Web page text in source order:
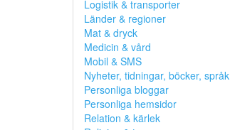
Logistik & transporter
Länder & regioner
Mat & dryck
Medicin & vård
Mobil & SMS
Nyheter, tidningar, böcker, språk
Personliga bloggar
Personliga hemsidor
Relation & kärlek